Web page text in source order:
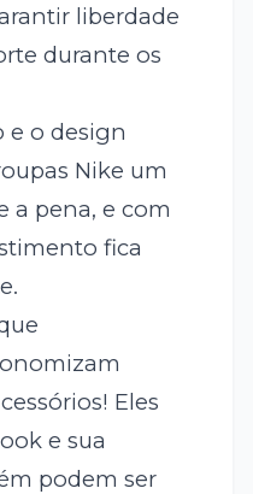
liberdade
durante os
e o design
Nike um
a pena, e com
fica
Eles
e sua
podem ser